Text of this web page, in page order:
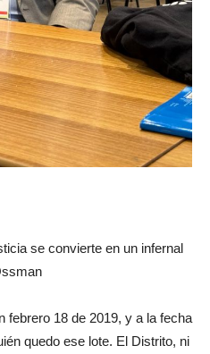
convierte en un infernal
febrero 18 de 2019, y a la fecha
quedo ese lote. El Distrito, ni